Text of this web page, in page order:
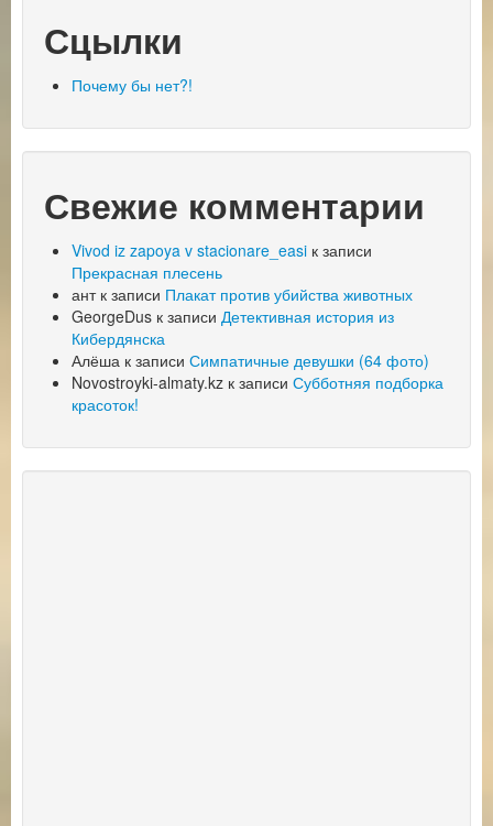
Сцылки
Почему бы нет?!
Свежие комментарии
Vivod iz zapoya v stacionare_easi к записи
Прекрасная плесень
антк записи Плакат против убийства животных
GeorgeDus к записи Детективная история из
Кибердянска
Алёша к записи Симпатичные девушки (64 фото)
Novostroyki-almaty.kz к записи Субботняя подборка
красоток!